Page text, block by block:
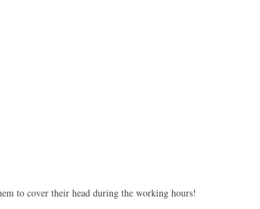
to cover their head during the working hours!